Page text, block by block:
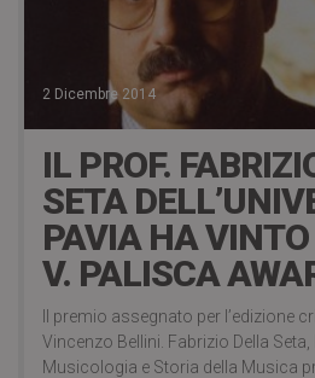
2 Dicembre 2014
IL PROF.
SETA
PAVIA HA
V. PALISCA
Il premio assegnato per l’edizione
Vincenzo Bellini. Fabrizio Della
Musicologia e Storia della Musica